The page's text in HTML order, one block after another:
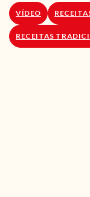
VÍDEO
RECEITAS